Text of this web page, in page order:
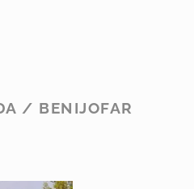
/ BENIJOFAR